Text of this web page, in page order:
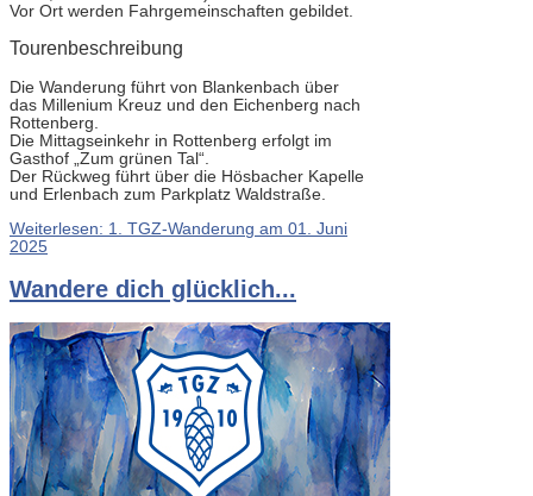
Vor Ort werden Fahrgemeinschaften gebildet.
Tourenbeschreibung
Die Wanderung führt von Blankenbach über
das Millenium Kreuz und den Eichenberg nach
Rottenberg.
Die Mittagseinkehr in Rottenberg erfolgt im
Gasthof „Zum grünen Tal“.
Der Rückweg führt über die Hösbacher Kapelle
und Erlenbach zum Parkplatz Waldstraße.
Weiterlesen: 1. TGZ-Wanderung am 01. Juni
2025
Wandere dich glücklich...